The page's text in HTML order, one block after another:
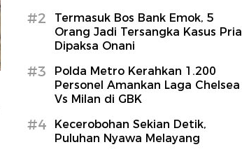
#2
Termasuk Bos Bank Emok, 5
Orang Jadi Tersangka Kasus Pria
Dipaksa Onani
#3
Polda Metro Kerahkan 1.200
Personel Amankan Laga Chelsea
Vs Milan di GBK
#4
Kecerobohan Sekian Detik,
Puluhan Nyawa Melayang